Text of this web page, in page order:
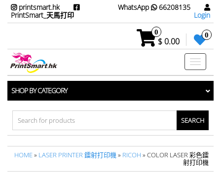
printsmart.hk
PrintSmart_天馬打印
WhatsApp
66208135
Login
0
$ 0.00
0
Toggle
SHOP BY CATEGORY
Search
for:
HOME» LASER PRINTER 鐳射打印機» RICOH » COLOR LASER 彩色鐳
射打印機